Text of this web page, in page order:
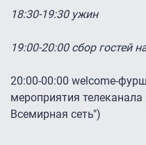
18:30-19:30 ужин
19:00-20:00 сбор гостей
20:00-00:00 welcome-
мероприятия
Всемирная сеть")